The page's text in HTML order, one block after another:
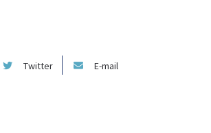
Twitter E-mail